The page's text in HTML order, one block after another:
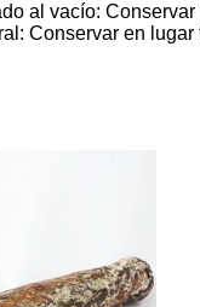
al vacío: Conservar
Conservar en lugar